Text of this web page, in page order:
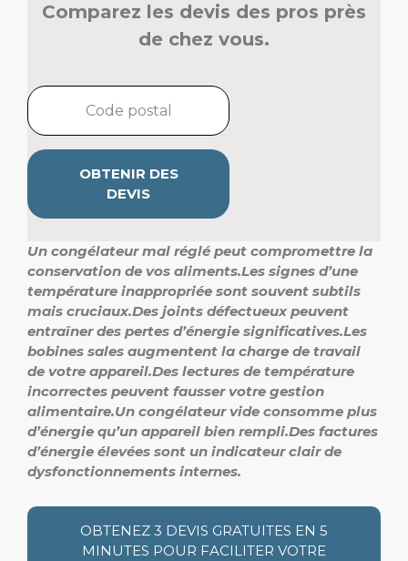
Comparez les devis des pros près
de chez vous.
OBTENIR DES
DEVIS
Un congélateur mal réglé peut compromettre la
conservation de vos aliments.Les signes d’une
température inappropriée sont souvent subtils
mais cruciaux.Des joints défectueux peuvent
entraîner des pertes d’énergie significatives.Les
bobines sales augmentent la charge de travail
de votre appareil.Des lectures de température
incorrectes peuvent fausser votre gestion
alimentaire.Un congélateur vide consomme plus
d’énergie qu’un appareil bien rempli.Des factures
d’énergie élevées sont un indicateur clair de
dysfonctionnements internes.
OBTENEZ 3 DEVIS GRATUITES EN 5
MINUTES POUR FACILITER VOTRE